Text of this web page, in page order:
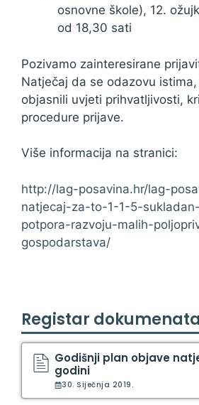
osnovne škole), 12.
od 18,30 sati
Pozivamo zainteresirane
Natječaj da se odazovu
objasnili uvjeti prihvatljivosti,
procedure prijave.
Više informacija na stranici:
http://lag-posavina.hr/lag-
natjecaj-za-to-1-1-5-
potpora-razvoju-malih-
gospodarstava/
Registar dokumenata
Godišnji plan objave
godini
30. Siječnja 2019.